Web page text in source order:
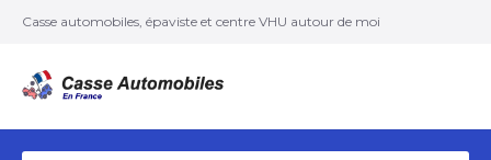
Casse automobiles, épaviste et centre VHU autour de moi